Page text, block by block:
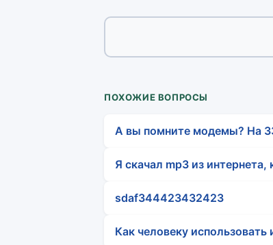
ПОХОЖИЕ ВОПРОСЫ
А вы помните модемы? На
Я скачал mp3 из интернета,
sdaf344423432423
Как человеку использовать